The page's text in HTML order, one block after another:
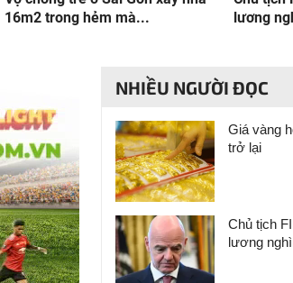
16m2 trong hẻm mà...
lương
NHIỀU NGƯỜI ĐỌC
Giá vàng
trở lại
Chủ tịch
lương